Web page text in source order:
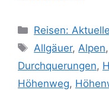
Kategorien
Reisen:
Schlagwörter
Allgäuer,Alpen,
Durchquerungen,
Höhenweg,